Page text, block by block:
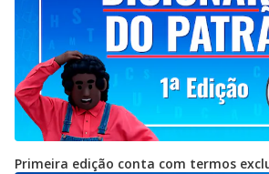
Primeira edição conta com termos